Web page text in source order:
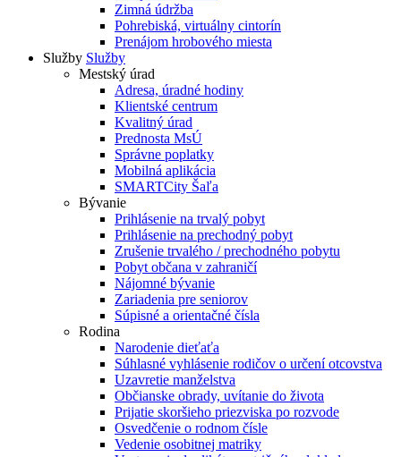
Zimná údržba
Pohrebiská, virtuálny cintorín
Prenájom hrobového miesta
Služby Služby
Mestský úrad
Adresa, úradné hodiny
Klientské centrum
Kvalitný úrad
Prednosta MsÚ
Správne poplatky
Mobilná aplikácia
SMARTCity Šaľa
Bývanie
Prihlásenie na trvalý pobyt
Prihlásenie na prechodný pobyt
Zrušenie trvalého / prechodného pobytu
Pobyt občana v zahraničí
Nájomné bývanie
Zariadenia pre seniorov
Súpisné a orientačné čísla
Rodina
Narodenie dieťaťa
Súhlasné vyhlásenie rodičov o určení otcovstva
Uzavretie manželstva
Občianske obrady, uvítanie do života
Prijatie skoršieho priezviska po rozvode
Osvedčenie o rodnom čísle
Vedenie osobitnej matriky